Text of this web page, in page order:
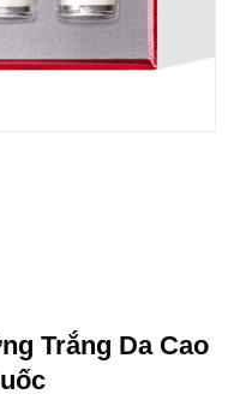
Trắng Da Cao